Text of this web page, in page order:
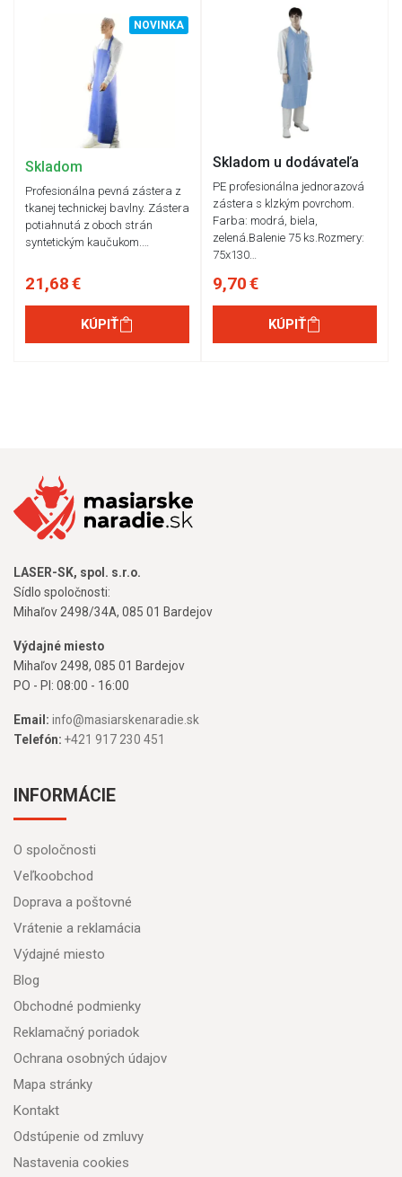
NOVINKA
Skladom
Profesionálna pevná zástera z
tkanej technickej bavlny. Zástera
potiahnutá z oboch strán
syntetickým kaučukom.…
21,68 €
KÚPIŤ
Skladom u dodávateľa
PE profesionálna jednorazová
zástera s klzkým povrchom.
Farba: modrá, biela,
zelená.Balenie 75 ks.Rozmery:
75x130…
9,70 €
KÚPIŤ
LASER-SK, spol. s.r.o.
Sídlo spoločnosti:
Mihaľov 2498/34A, 085 01 Bardejov
Výdajné miesto
Mihaľov 2498, 085 01 Bardejov
PO - PI: 08:00 - 16:00
Email: info@masiarskenaradie.sk
Telefón: +421 917 230 451
INFORMÁCIE
O spoločnosti
Veľkoobchod
Doprava a poštovné
Vrátenie a reklamácia
Výdajné miesto
Blog
Obchodné podmienky
Reklamačný poriadok
Ochrana osobných údajov
Mapa stránky
Kontakt
Odstúpenie od zmluvy
Nastavenia cookies